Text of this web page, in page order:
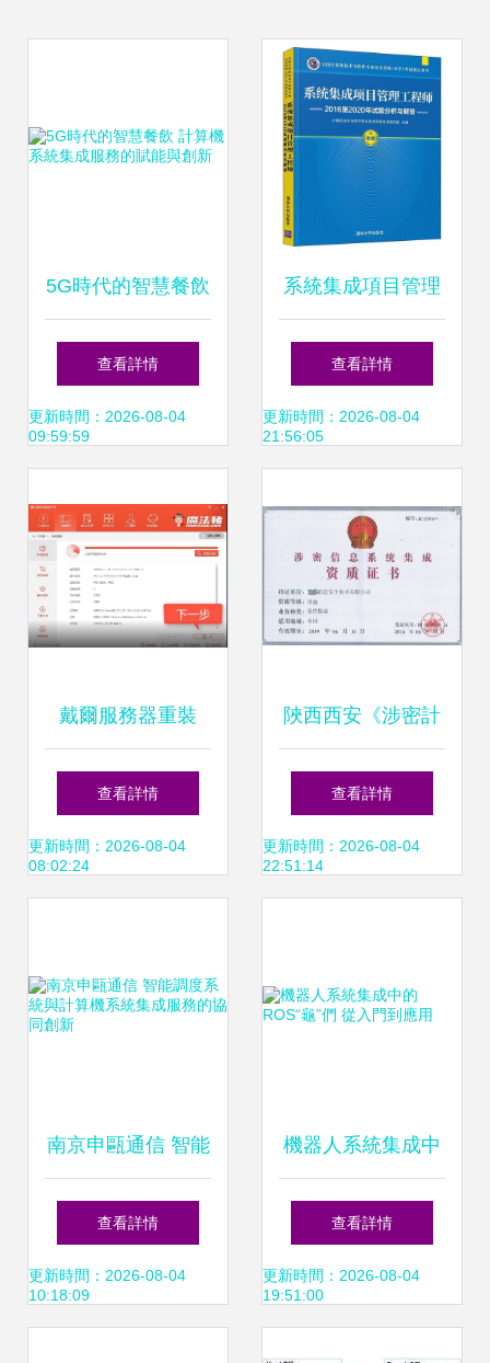
5G時代的智慧餐飲
計算機系統集成服
務的賦能與創新
查看詳情
更新時間：2026-08-04
09:59:59
系統集成項目管理
工程師16至年試題
分析與解答
計算機
查看詳情
更新時間：2026-08-04
21:56:05
戴爾服務器重裝
Win7系統全攻略
計算機系統集成服
查看詳情
更新時間：2026-08-04
08:02:24
陜西西安《涉密計
算機信息系統集成
資質》辦理須知
查看詳情
更新時間：2026-08-04
22:51:14
南京申甌通信 智能
調度系統與計算機
系統集成服務的協
查看詳情
更新時間：2026-08-04
10:18:09
機器人系統集成中
的ROS“龜”們 從入
門到應用
查看詳情
更新時間：2026-08-04
19:51:00